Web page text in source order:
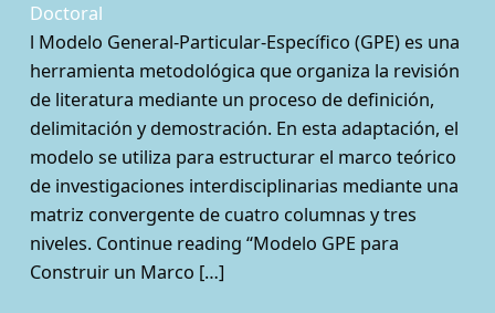
Doctoral
l Modelo General-Particular-Específico (GPE) es una
herramienta metodológica que organiza la revisión
de literatura mediante un proceso de definición,
delimitación y demostración. En esta adaptación, el
modelo se utiliza para estructurar el marco teórico
de investigaciones interdisciplinarias mediante una
matriz convergente de cuatro columnas y tres
niveles. Continue reading “Modelo GPE para
Construir un Marco […]